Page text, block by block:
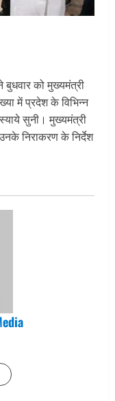
को मुख्यमंत्री
में प्रदेश के विभिन्न
सुनी। मुख्यमंत्री
निराकरण के निर्देश